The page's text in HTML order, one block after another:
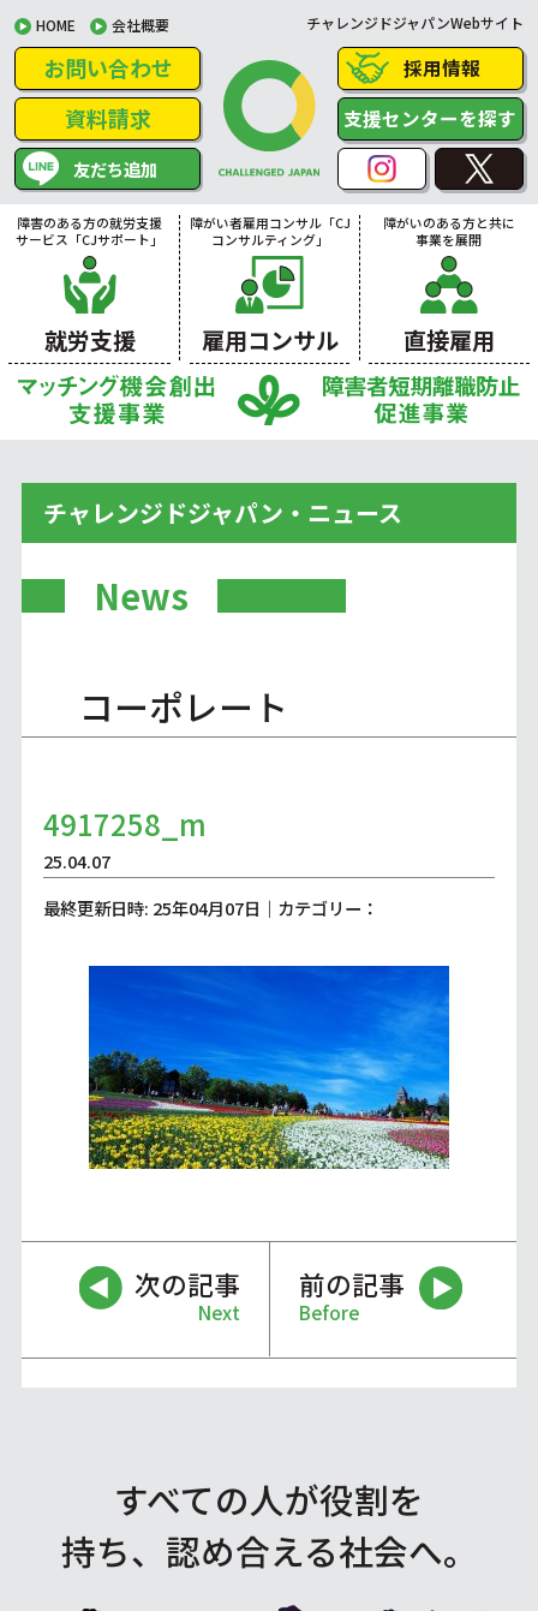
HOME 会社概要 チャレンジドジャパンWebサイト
お問い合わせ
資料請求
友だち追加
採用情報
支援センターを探す
障害のある方の就労支援
サービス「CJサポート」
就労支援
障がい者雇用コンサル「CJ
コンサルティング」
雇用コンサル
障がいのある方と共に
事業を展開
直接雇用
チャレンジドジャパン・ニュース
News
コーポレート
4917258_m
25.04.07
最終更新日時: 25年04月07日｜カテゴリー：
次の記事
Next
前の記事
Before
すべての人が役割を
持ち、認め合える社会へ。